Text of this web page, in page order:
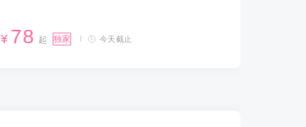
¥ 78 起 独家 今天截止